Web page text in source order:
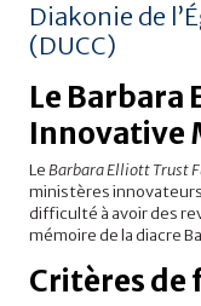
Diakonie de
(DUCC)
Le Barbara
Innovative
LeBarbara Elliott Trust
ministères
difficulté à avoir des
mémoire de la diacre
Critères